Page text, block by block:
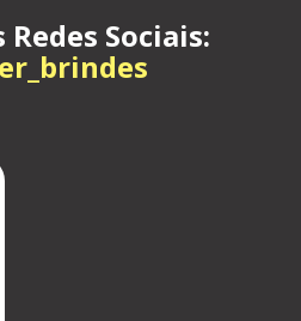
Redes Sociais: